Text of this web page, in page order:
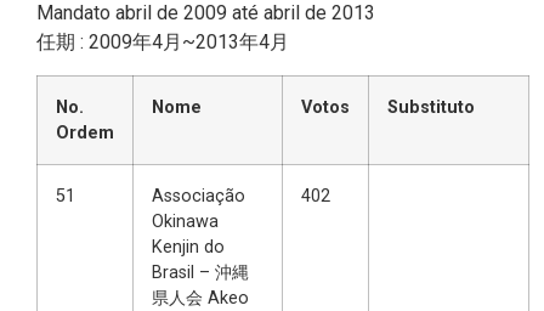
Mandato abril de 2009 até abril de 2013
任期 : 2009年4月~2013年4月
No.
Ordem
Nome Votos Substituto
51
Associação
Okinawa
Kenjin do
Brasil – 沖縄
県人会 Akeo
402